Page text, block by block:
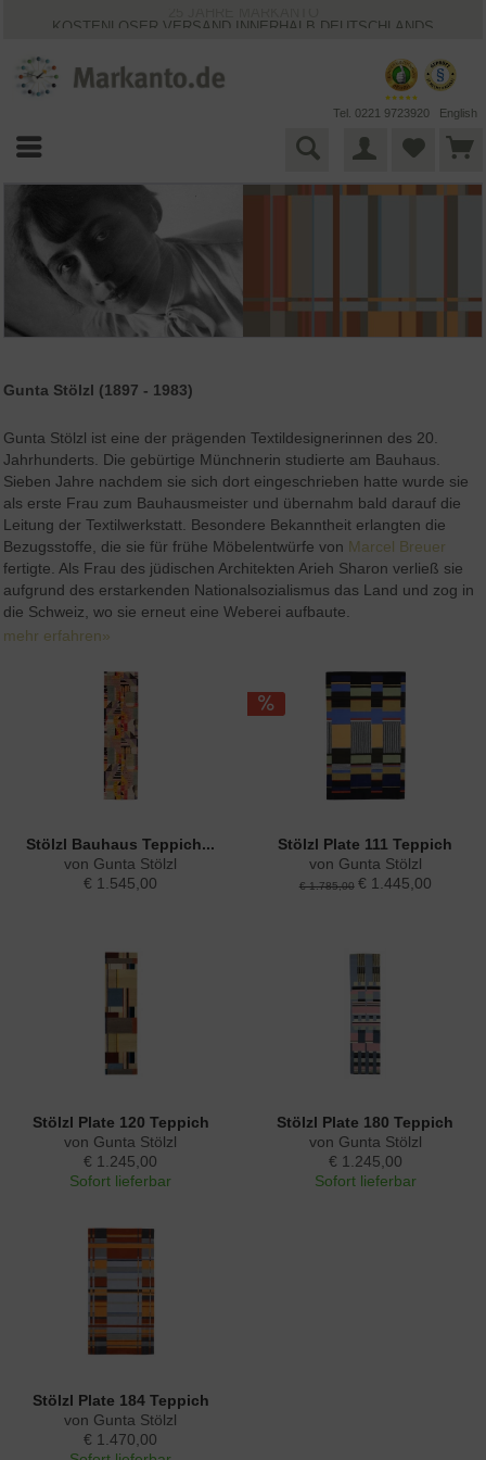
KOSTENLOSER VERSAND INNERHALB DEUTSCHLANDS
BESTPRICE-GARANTIE
Tel. 0221 9723920 English
Gunta Stölzl (1897 - 1983)
Gunta Stölzl ist eine der prägenden Textildesignerinnen des 20.
Jahrhunderts. Die gebürtige Münchnerin studierte am Bauhaus.
Sieben Jahre nachdem sie sich dort eingeschrieben hatte wurde sie
als erste Frau zum Bauhausmeister und übernahm bald darauf die
Leitung der Textilwerkstatt. Besondere Bekanntheit erlangten die
Bezugsstoffe, die sie für frühe Möbelentwürfe von Marcel Breuer
fertigte. Als Frau des jüdischen Architekten Arieh Sharon verließ sie
aufgrund des erstarkenden Nationalsozialismus das Land und zog in
die Schweiz, wo sie erneut eine Weberei aufbaute.
mehr erfahren»
Stölzl Bauhaus Teppich...
von Gunta Stölzl
€ 1.545,00
Stölzl Plate 111 Teppich
von Gunta Stölzl
€ 1.785,00 € 1.445,00
Stölzl Plate 120 Teppich
von Gunta Stölzl
€ 1.245,00
Sofort lieferbar
Stölzl Plate 180 Teppich
von Gunta Stölzl
€ 1.245,00
Sofort lieferbar
Stölzl Plate 184 Teppich
von Gunta Stölzl
€ 1.470,00